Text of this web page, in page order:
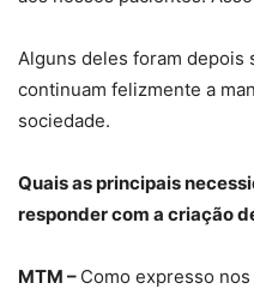
Alguns deles foram depois
continuam felizmente a
sociedade.
Quais as principais
responder com a criação
MTM – Como expresso